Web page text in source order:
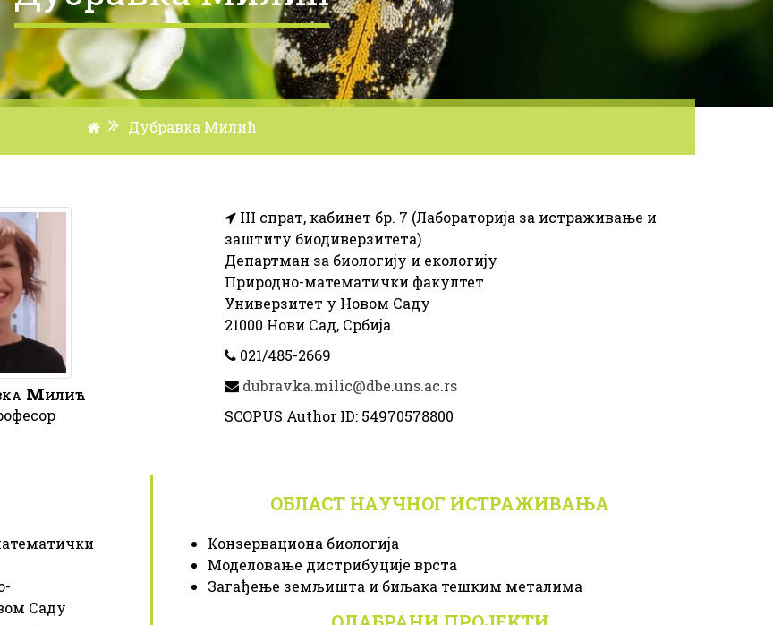
Дубравка Милић
Милић
III спрат, кабинет бр. 7 (Лабораторија за истраживање и
заштиту биодиверзитета)
Департман за биологију и екологију
Природно-математички факултет
Универзитет у Новом Саду
21000 Нови Сад, Србија
021/485-2669
dubravka.milic@dbe.uns.ac.rs
SCOPUS Author ID: 54970578800
Саду
ОБЛАСТ НАУЧНОГ ИСТРАЖИВАЊА
Конзервациона биологија
Моделовање дистрибуције врста
Загађење земљишта и биљака тешким металима